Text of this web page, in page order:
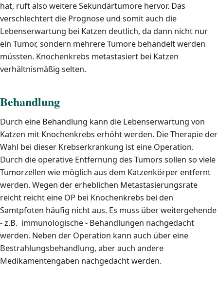
hat, ruft also weitere Sekundärtumore hervor. Das
verschlechtert die Prognose und somit auch die
Lebenserwartung bei Katzen deutlich, da dann nicht nur
ein Tumor, sondern mehrere Tumore behandelt werden
müssten. Knochenkrebs metastasiert bei Katzen
verhältnismäßig selten.
Behandlung
Durch eine Behandlung kann die Lebenserwartung von
Katzen mit Knochenkrebs erhöht werden. Die Therapie der
Wahl bei dieser Krebserkrankung ist eine Operation.
Durch die operative Entfernung des Tumors sollen so viele
Tumorzellen wie möglich aus dem Katzenkörper entfernt
werden. Wegen der erheblichen Metastasierungsrate
reicht reicht eine OP bei Knochenkrebs bei den
Samtpfoten häufig nicht aus. Es muss über weitergehende
- z.B. immunologische - Behandlungen nachgedacht
werden. Neben der Operation kann auch über eine
Bestrahlungsbehandlung, aber auch andere
Medikamentengaben nachgedacht werden.